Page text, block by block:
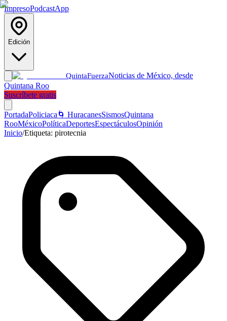
ImpresoPodcastApp
Edición
QuintaFuerzaNoticias de México, desde
Quintana Roo
Suscríbete gratis
PortadaPoliciaca 🌀 HuracanesSismosQuintana
RooMéxicoPolíticaDeportesEspectáculosOpinión
Inicio/Etiqueta: pirotecnia